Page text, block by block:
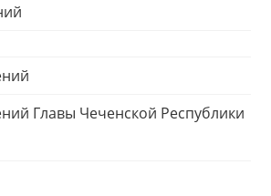
Главы Чеченской Республики